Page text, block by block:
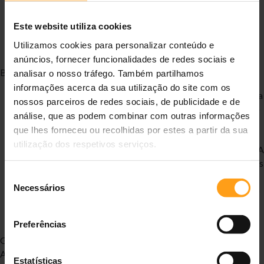
Este website utiliza cookies
Utilizamos cookies para personalizar conteúdo e
anúncios, fornecer funcionalidades de redes sociais e
analisar o nosso tráfego. Também partilhamos
informações acerca da sua utilização do site com os
nossos parceiros de redes sociais, de publicidade e de
análise, que as podem combinar com outras informações
que lhes forneceu ou recolhidas por estes a partir da sua
utilização dos respetivos serviços.
Necessários
Preferências
Estatísticas
digerível para suportar os gatos com função
Benefícios chave:
Níveis restritos de proteína, mas de elevada qualidade: Para
ajudar a minimizar a perda de massa muscular e a formação
de toxinas; com nível restrito de fósforo para ajudar a
retardar a progressão da insuficiência renal crónica.
Suplementação de ácidos gordos ómega 3: Com EPA e DHA
para ajudar a suportar a função renal em estádios avançados
Elevada palatabilidade para satisfazer os gatos com pouco
Guia de alimentação:
Alimento dietético completo para gatos adultos, para suporte da